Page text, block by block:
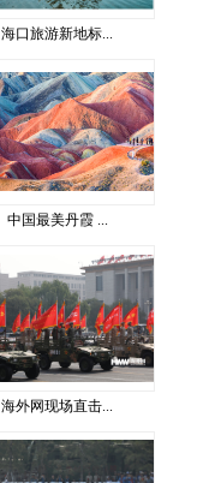
海口旅游新地标...
中国最美丹霞 ...
海外网现场直击...